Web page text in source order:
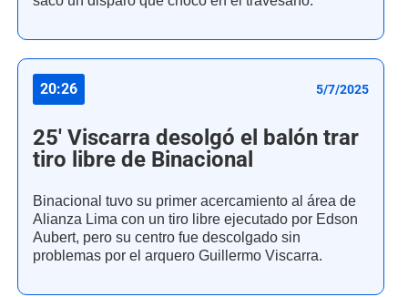
20:26 5/7/2025
25' Viscarra desolgó el balón trar
tiro libre de Binacional
Binacional tuvo su primer acercamiento al área de
Alianza Lima con un tiro libre ejecutado por Edson
Aubert, pero su centro fue descolgado sin
problemas por el arquero Guillermo Viscarra.